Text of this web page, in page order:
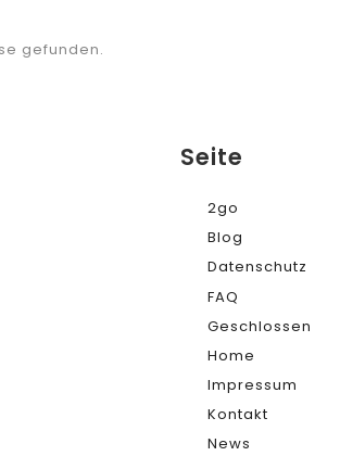
gefunden.
Seite
2go
Blog
Datenschutz
FAQ
Geschlossen
Home
Impressum
Kontakt
News